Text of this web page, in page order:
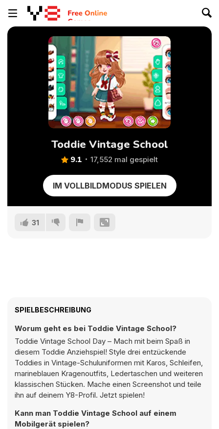
Toddie Vintage School
9.1 17,552 mal gespielt
IM VOLLBILDMODUS SPIELEN
31
SPIELBESCHREIBUNG
Worum geht es bei Toddie Vintage School?
Toddie Vintage School Day – Mach mit beim Spaß in
diesem Toddie Anziehspiel! Style drei entzückende
Toddies in Vintage-Schuluniformen mit Karos, Schleifen,
marineblauen Kragenoutfits, Ledertaschen und weiteren
klassischen Stücken. Mache einen Screenshot und teile
ihn auf deinem Y8-Profil. Jetzt spielen!
Kann man Toddie Vintage School auf einem
Mobilgerät spielen?